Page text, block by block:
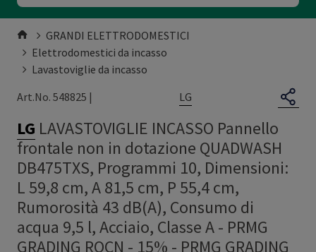
GRANDI ELETTRODOMESTICI
Elettrodomestici da incasso
Lavastoviglie da incasso
Art.No. 548825 |
LG
LG LAVASTOVIGLIE INCASSO Pannello
frontale non in dotazione QUADWASH
DB475TXS, Programmi 10, Dimensioni:
L 59,8 cm, A 81,5 cm, P 55,4 cm,
Rumorosità 43 dB(A), Consumo di
acqua 9,5 l, Acciaio, Classe A - PRMG
GRADING ROCN - 15% - PRMG GRADING